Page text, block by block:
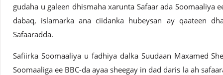
gudaha u galeen dhismaha xarunta Safaar ada Soomaaliya
dabaq, islamarka ana ciidanka hubeysan ay qaateen
Safaaradda.
Safiirka Soomaaliya u fadhiya dalka Suudaan Maxamed
Soomaaliga ee BBC-da ayaa sheegay in dad daris la ah